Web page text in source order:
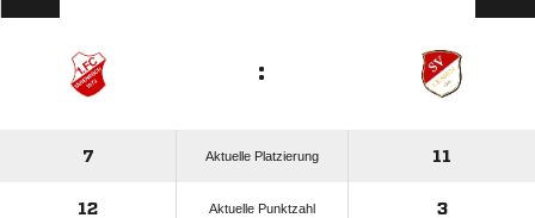
:
7 Aktuelle Platzierung 11
12 Aktuelle Punktzahl 3